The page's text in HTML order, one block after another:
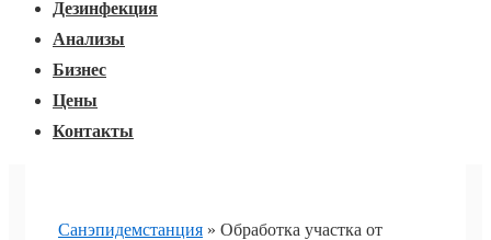
Дезинфекция
Анализы
Бизнес
Цены
Контакты
Санэпидемстанция » Обработка участка от